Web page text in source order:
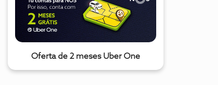
Oferta de 2 meses Uber One